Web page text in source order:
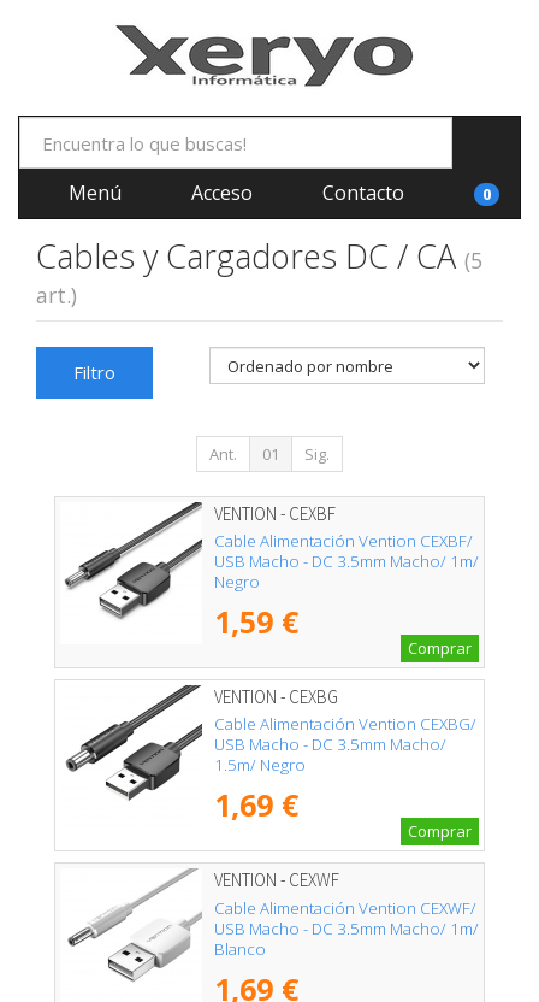
Menú Acceso Contacto 0
Cables y Cargadores DC / CA (5
art.)
Filtro
Ant. 01 Sig.
VENTION - CEXBF
Cable Alimentación Vention CEXBF/
USB Macho - DC 3.5mm Macho/ 1m/
Negro
1,59 €
Comprar
VENTION - CEXBG
Cable Alimentación Vention CEXBG/
USB Macho - DC 3.5mm Macho/
1.5m/ Negro
1,69 €
Comprar
VENTION - CEXWF
Cable Alimentación Vention CEXWF/
USB Macho - DC 3.5mm Macho/ 1m/
Blanco
1,69 €